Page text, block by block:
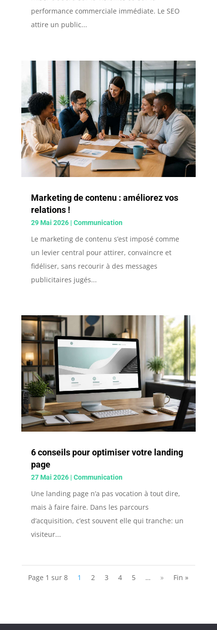
performance commerciale immédiate. Le SEO
attire un public...
Marketing de contenu : améliorez vos
relations !
29 Mai 2026| Communication
Le marketing de contenu s’est imposé comme
un levier central pour attirer, convaincre et
fidéliser, sans recourir à des messages
publicitaires jugés...
6 conseils pour optimiser votre landing
page
27 Mai 2026| Communication
Une landing page n’a pas vocation à tout dire,
mais à faire faire. Dans les parcours
d’acquisition, c’est souvent elle qui tranche: un
visiteur...
Page 1 sur 8 1 2 3 4 5 … » Fin »